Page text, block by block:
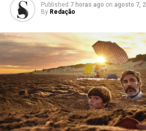
Published 7 horas ago on agosto 7,
By Redação